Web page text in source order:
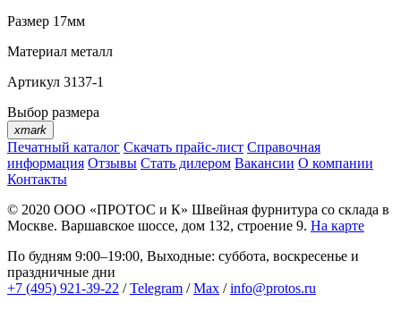
Размер 17мм
Материал металл
Артикул 3137-1
Выбор размера
xmark
Печатный каталог Скачать прайс-лист Справочная
информация Отзывы Стать дилером Вакансии О компании
Контакты
© 2020 ООО «ПРОТОС и К» Швейная фурнитура со склада в
Москве. Варшавское шоссе, дом 132, строение 9. На карте
По будням 9:00–19:00, Выходные: суббота, воскресенье и
праздничные дни
+7 (495) 921-39-22 /Telegram /Max /info@protos.ru